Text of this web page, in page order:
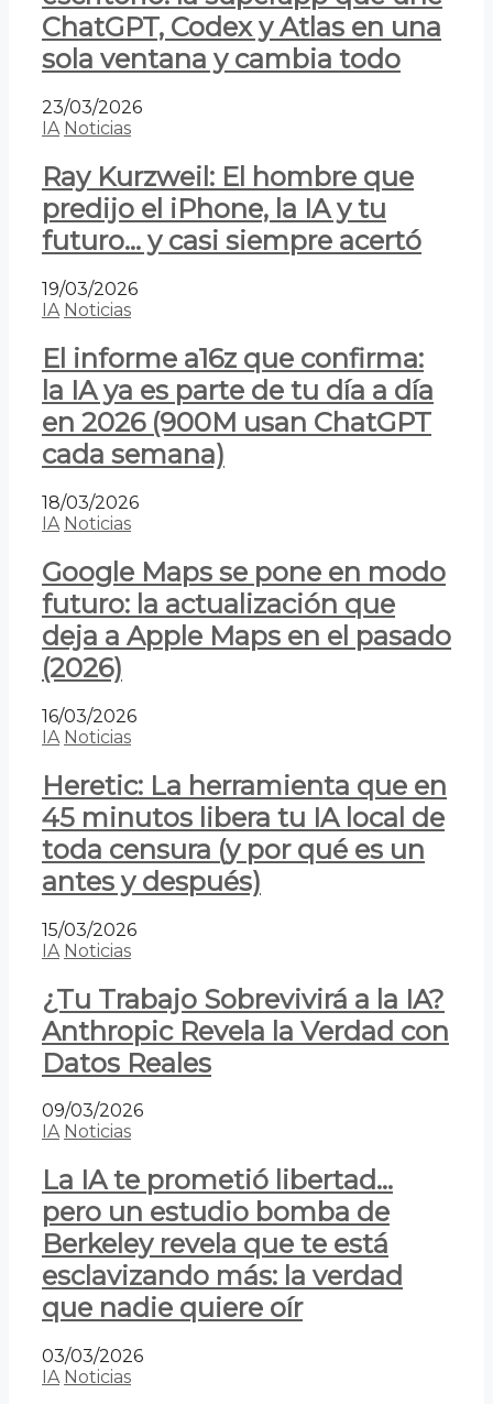
ChatGPT, Codex y Atlas en una
sola ventana y cambia todo
23/03/2026
IA Noticias
Ray Kurzweil: El hombre que
predijo el iPhone, la IA y tu
futuro… y casi siempre acertó
19/03/2026
IA Noticias
El informe a16z que confirma:
la IA ya es parte de tu día a día
en 2026 (900M usan ChatGPT
cada semana)
18/03/2026
IA Noticias
Google Maps se pone en modo
futuro: la actualización que
deja a Apple Maps en el pasado
(2026)
16/03/2026
IA Noticias
Heretic: La herramienta que en
45 minutos libera tu IA local de
toda censura (y por qué es un
antes y después)
15/03/2026
IA Noticias
¿Tu Trabajo Sobrevivirá a la IA?
Anthropic Revela la Verdad con
Datos Reales
09/03/2026
IA Noticias
La IA te prometió libertad…
pero un estudio bomba de
Berkeley revela que te está
esclavizando más: la verdad
que nadie quiere oír
03/03/2026
IA Noticias